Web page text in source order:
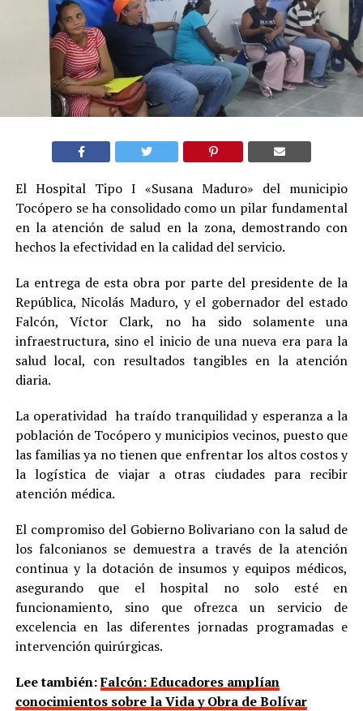
El Hospital Tipo I «Susana Maduro» del municipio
Tocópero se ha consolidado como un pilar fundamental
en la atención de salud en la zona, demostrando con
hechos la efectividad en la calidad del servicio.
La entrega de esta obra por parte del presidente de la
República, Nicolás Maduro, y el gobernador del estado
Falcón, Víctor Clark, no ha sido solamente una
infraestructura, sino el inicio de una nueva era para la
salud local, con resultados tangibles en la atención
diaria.
La operatividad ha traído tranquilidad y esperanza a la
población de Tocópero y municipios vecinos, puesto que
las familias ya no tienen que enfrentar los altos costos y
la logística de viajar a otras ciudades para recibir
atención médica.
El compromiso del Gobierno Bolivariano con la salud de
los falconianos se demuestra a través de la atención
continua y la dotación de insumos y equipos médicos,
asegurando que el hospital no solo esté en
funcionamiento, sino que ofrezca un servicio de
excelencia en las diferentes jornadas programadas e
intervención quirúrgicas.
Lee también:Falcón: Educadores amplían
conocimientos sobre la Vida y Obra de Bolívar